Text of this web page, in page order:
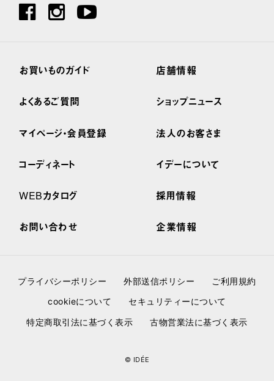
お買いものガイド
よくあるご質問
マイページ・会員登録
コーディネート
WEBカタログ
お問い合わせ
店舗情報
ショップニュース
法人のお客さま
イデーについて
採用情報
企業情報
プライバシーポリシー 外部送信ポリシー
ご利用規約
cookieについて
セキュリティーについて
特定商取引法に基づく表示
古物営業法に基づく表示
© IDÉE